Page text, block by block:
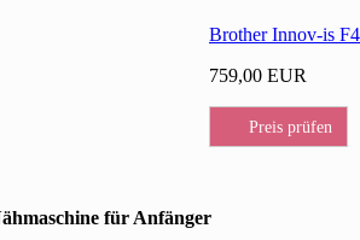
Brother Innov-is
759,00 EUR
Preis prüfen
für Anfänger